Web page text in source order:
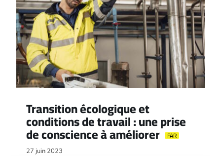
Transition écologique et
conditions de travail : une prise
de conscience à améliorer FAR
27 juin 2023